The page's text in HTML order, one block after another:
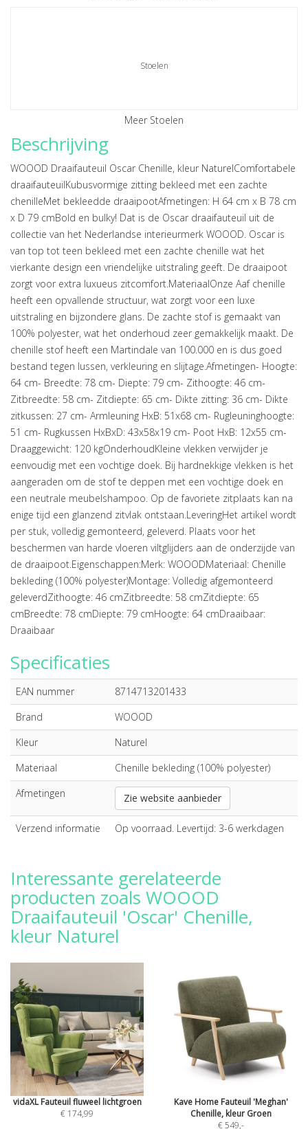
Stoelen
Meer Stoelen
Beschrijving
WOOOD Draaifauteuil Oscar Chenille, kleur NaturelComfortabele
draaifauteuilKubusvormige zitting bekleed met een zachte
chenilleMet bekleedde draaipootAfmetingen: H 64 cm x B 78 cm
x D 79 cmBold en bulky! Dat is de Oscar draaifauteuil uit de
collectie van het Nederlandse interieurmerk WOOOD. Oscar is
van top tot teen bekleed met een zachte chenille wat het
vierkante design een vriendelijke uitstraling geeft. De draaipoot
zorgt voor extra luxueus zitcomfort.MateriaalOnze Aaf chenille
heeft een opvallende structuur, wat zorgt voor een luxe
uitstraling en bijzondere glans. De zachte stof is gemaakt van
100% polyester, wat het onderhoud zeer gemakkelijk maakt. De
chenille stof heeft een Martindale van 100.000 en is dus goed
bestand tegen lussen, verkleuring en slijtage.Afmetingen- Hoogte:
64 cm- Breedte: 78 cm- Diepte: 79 cm- Zithoogte: 46 cm-
Zitbreedte: 58 cm- Zitdiepte: 65 cm- Dikte zitting: 36 cm- Dikte
zitkussen: 27 cm- Armleuning HxB: 51x68 cm- Rugleuninghoogte:
51 cm- Rugkussen HxBxD: 43x58x19 cm- Poot HxB: 12x55 cm-
Draaggewicht: 120 kgOnderhoudKleine vlekken verwijder je
eenvoudig met een vochtige doek. Bij hardnekkige vlekken is het
aangeraden om de stof te deppen met een vochtige doek en
een neutrale meubelshampoo. Op de favoriete zitplaats kan na
enige tijd een glanzend zitvlak ontstaan.LeveringHet artikel wordt
per stuk, volledig gemonteerd, geleverd. Plaats voor het
beschermen van harde vloeren viltglijders aan de onderzijde van
de draaipoot.Eigenschappen:Merk: WOOODMateriaal: Chenille
bekleding (100% polyester)Montage: Volledig afgemonteerd
geleverdZithoogte: 46 cmZitbreedte: 58 cmZitdiepte: 65
cmBreedte: 78 cmDiepte: 79 cmHoogte: 64 cmDraaibaar:
Draaibaar
Specificaties
EAN nummer
8714713201433
Brand
WOOOD
Kleur
Naturel
Materiaal
Chenille bekleding (100% polyester)
Afmetingen
Zie website aanbieder
Verzend informatie Op voorraad. Levertijd: 3-6 werkdagen
Interessante gerelateerde
producten zoals WOOOD
Draaifauteuil 'Oscar' Chenille,
kleur Naturel
vidaXL Fauteuil fluweel lichtgroen
€ 174,99
Kave Home Fauteuil 'Meghan'
Chenille, kleur Groen
€ 549,-